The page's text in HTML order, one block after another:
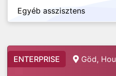
Egyéb asszisztens
ENTERPRISE Göd,